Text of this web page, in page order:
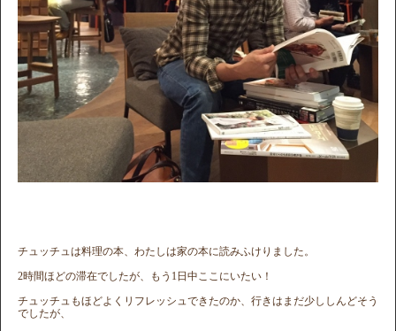
チュッチュは料理の本、わたしは家の本に読みふけりました。
2時間ほどの滞在でしたが、もう1日中ここにいたい！
チュッチュもほどよくリフレッシュできたのか、行きはまだ少ししんどそう
でしたが、